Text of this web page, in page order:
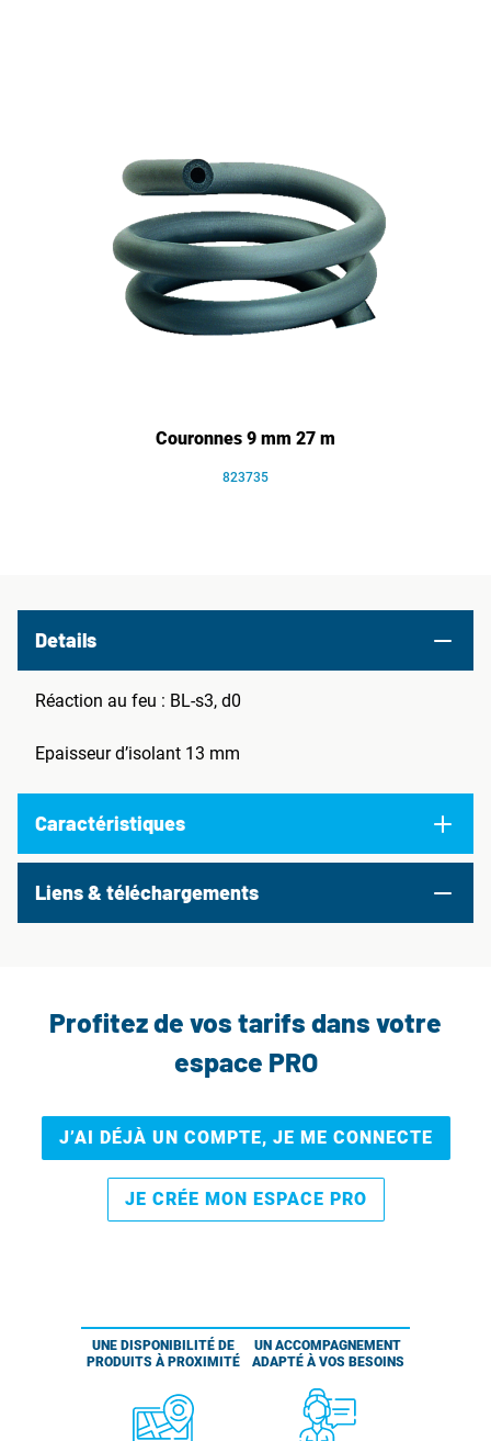
Couronnes 9 mm 27 m
823735
Details
Réaction au feu : BL-s3, d0
Epaisseur d’isolant 13 mm
Caractéristiques
Liens & téléchargements
Profitez de vos tarifs dans votre
espace PRO
J’AI DÉJÀ UN COMPTE, JE ME CONNECTE
JE CRÉE MON ESPACE PRO
UNE DISPONIBILITÉ DE
PRODUITS À PROXIMITÉ
UN ACCOMPAGNEMENT
ADAPTÉ À VOS BESOINS